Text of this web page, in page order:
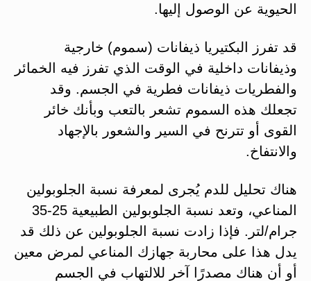
الحيوية عن الوصول إليها.
قد تفرز البكتيريا ذيفانات (سموم) خارجية
وذيفانات داخلية في الوقت الذي تفرز فيه الخمائر
والفطريات ذيفانات فطرية في الجسم. وقد
تجعلك هذه السموم تشعر بالتعب وبأنك خائر
القوى أو تترنح في السير والشعور بالإجهاد
والانتفاخ.
هناك تحليل للدم يُجرى لمعرفة نسبة الجلوبولين
المناعي، وتعد نسبة الجلوبولين الطبيعية 25-35
جرام/لتر. فإذا زادت نسبة الجلوبولين عن ذلك قد
يدل هذا على محاربة جهازك المناعي لمرض معين
أو أن هناك مصدرًا آخر للالتهاب في الجسم